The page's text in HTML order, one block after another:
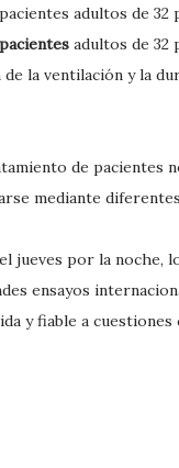
adultos de 32
adultos de 32
de la ventilación y la
de pacientes
mediante
jueves por la
ensayos
y fiable a